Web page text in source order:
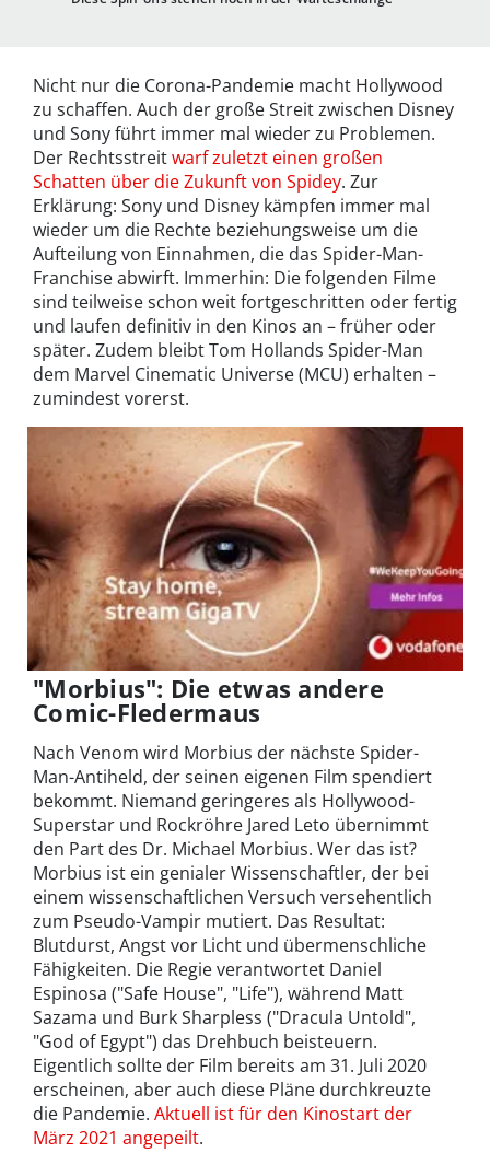
Nicht nur die Corona-Pandemie macht Hollywood
zu schaffen. Auch der große Streit zwischen Disney
und Sony führt immer mal wieder zu Problemen.
Der Rechtsstreitwarf zuletzt einen großen
Schatten über die Zukunft von Spidey. Zur
Erklärung: Sony und Disney kämpfen immer mal
wieder um die Rechte beziehungsweise um die
Aufteilung von Einnahmen, die das Spider-Man-
Franchise abwirft. Immerhin: Die folgenden Filme
sind teilweise schon weit fortgeschritten oder fertig
und laufen definitiv in den Kinos an – früher oder
später. Zudem bleibt Tom Hollands Spider-Man
dem Marvel Cinematic Universe (MCU) erhalten –
zumindest vorerst.
"Morbius": Die etwas andere
Comic-Fledermaus
Nach Venom wird Morbius der nächste Spider-
Man-Antiheld, der seinen eigenen Film spendiert
bekommt. Niemand geringeres als Hollywood-
Superstar und Rockröhre Jared Leto übernimmt
den Part des Dr. Michael Morbius. Wer das ist?
Morbius ist ein genialer Wissenschaftler, der bei
einem wissenschaftlichen Versuch versehentlich
zum Pseudo-Vampir mutiert. Das Resultat:
Blutdurst, Angst vor Licht und übermenschliche
Fähigkeiten. Die Regie verantwortet Daniel
Espinosa ("Safe House", "Life"), während Matt
Sazama und Burk Sharpless ("Dracula Untold",
"God of Egypt") das Drehbuch beisteuern.
Eigentlich sollte der Film bereits am 31. Juli 2020
erscheinen, aber auch diese Pläne durchkreuzte
die Pandemie. Aktuell ist für den Kinostart der
März 2021 angepeilt.